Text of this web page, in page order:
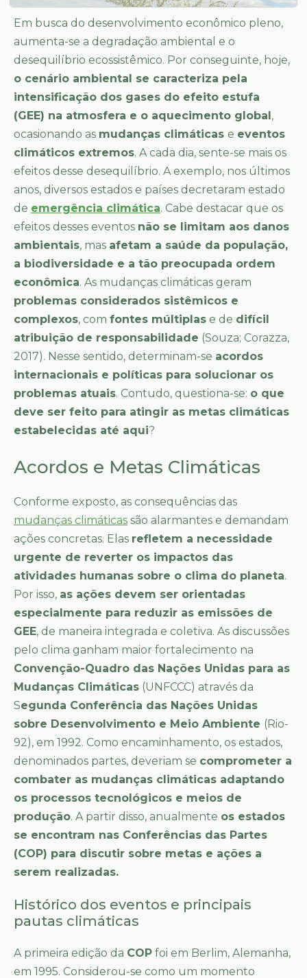
Em busca do desenvolvimento econômico pleno,
aumenta-se a degradação ambiental e o
desequilíbrio ecossistêmico. Por conseguinte, hoje,
o cenário ambiental se caracteriza pela
intensificação dos gases do efeito estufa
(GEE) na atmosfera e o aquecimento global ,
ocasionando as mudanças climáticas e eventos
climáticos extremos. A cada dia, sente-se mais os
efeitos desse desequilíbrio. A exemplo, nos últimos
anos, diversos estados e países decretaram estado
de emergência climática. Cabe destacar que os
efeitos desses eventos não se limitam aos danos
ambientais, mas afetam a saúde da população,
a biodiversidade e a tão preocupada ordem
econômica. As mudanças climáticas geram
problemas considerados sistêmicos e
complexos, com fontes múltiplas e de difícil
atribuição de responsabilidade (Souza; Corazza,
2017). Nesse sentido, determinam-se acordos
internacionais e políticas para solucionar os
problemas atuais. Contudo, questiona-se: o que
deve ser feito para atingir as metas climáticas
estabelecidas até aqui?
Acordos e Metas Climáticas
Conforme exposto, as consequências das
mudanças climáticas são alarmantes e demandam
ações concretas. Elas refletem a necessidade
urgente de reverter os impactos das
atividades humanas sobre o clima do planeta.
Por isso, as ações devem ser orientadas
especialmente para reduzir as emissões de
GEE, de maneira integrada e coletiva. As discussões
pelo clima ganham maior fortalecimento na
Convenção-Quadro das Nações Unidas para as
Mudanças Climáticas (UNFCCC) através da
Segunda Conferência das Nações Unidas
sobre Desenvolvimento e Meio Ambiente (Rio-
92), em 1992. Como encaminhamento, os estados,
denominados partes, deveriam se comprometer a
combater as mudanças climáticas adaptando
os processos tecnológicos e meios de
produção. A partir disso, anualmente os estados
se encontram nas Conferências das Partes
(COP) para discutir sobre metas e ações a
serem realizadas.
Histórico dos eventos e principais
pautas climáticas
A primeira edição da COP foi em Berlim, Alemanha,
em 1995. Considerou-se como um momento